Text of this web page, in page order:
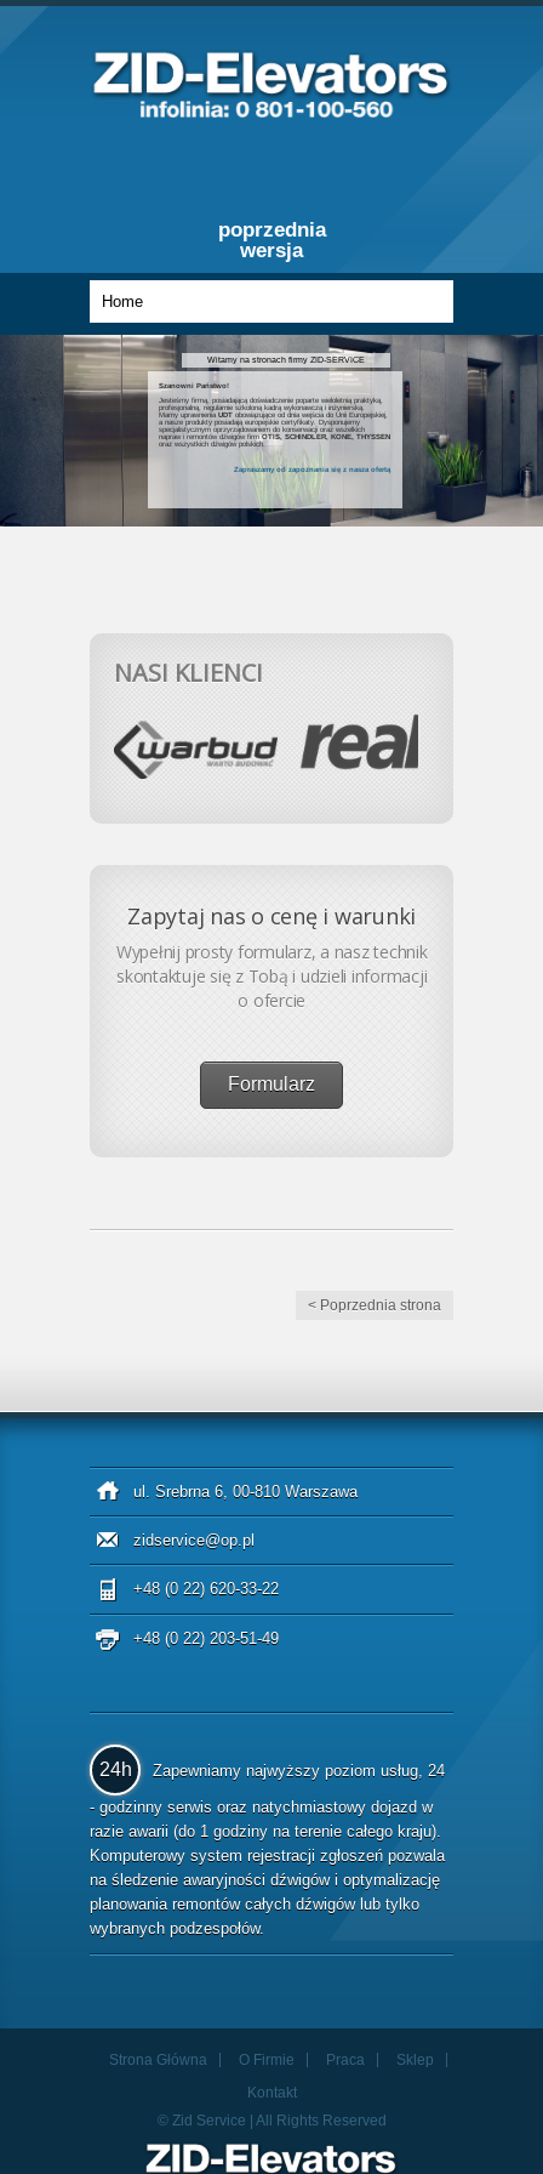
poprzednia
wersja
Witamy na stronach firmy ZID-SERVICE
Szanowni Państwo!
Jesteśmy firmą, posiadającą doświadczenie poparte wieloletnią praktyką,
profesjonalną, regularnie szkoloną kadrą wykonawczą i inżynierską.
Mamy uprawnieniaUDT obowiązujące od dnia wejścia do Unii Europejskiej,
a nasze produkty posiadają europejskie certyfikaty. Dysponujemy
specjalistycznym oprzyrządowaniem do konserwacji oraz wszelkich
napraw i remontów dźwigów firmOTIS, SCHINDLER, KONE, THYSSEN
oraz wszystkich dźwigów polskich.
Zapraszamy od zapoznania się z nasza ofertą
NASI KLIENCI
Zapytaj nas o cenę i warunki
Wypełnij prosty formularz, a nasz technik
skontaktuje się z Tobą i udzieli informacji
o ofercie
Formularz
< Poprzednia strona
ul. Srebrna 6, 00-810 Warszawa
zidservice@op.pl
+48 (0 22) 620-33-22
+48 (0 22) 203-51-49
24h
Zapewniamy najwyższy poziom usług, 24
- godzinny serwis oraz natychmiastowy dojazd w
razie awarii (do 1 godziny na terenie całego kraju).
Komputerowy system rejestracji zgłoszeń pozwala
na śledzenie awaryjności dźwigów i optymalizację
planowania remontów całych dźwigów lub tylko
wybranych podzespołów.
Strona Główna O Firmie Praca
Sklep
Kontakt
© Zid Service | All Rights Reserved